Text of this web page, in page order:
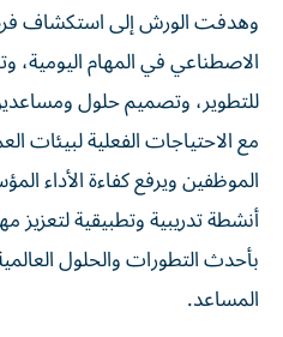
وهدفت الورش إلى استكشاف
الاصطناعي في المهام اليومية،
للتطوير، وتصميم حلول
مع الاحتياجات الفعلية لبيئات
الموظفين ويرفع كفاءة الأداء
أنشطة تدريبية وتطبيقية لتعزيز
بأحدث التطورات والحلول
المساعد.